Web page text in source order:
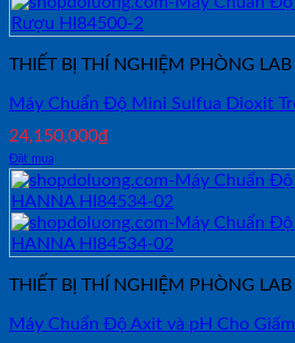
THIẾT BỊ THÍ NGHIỆM PHÒNG LAB
Máy Chuẩn Độ Mini Sulfua Dioxit
24,150,000₫
Đặt mua
THIẾT BỊ THÍ NGHIỆM PHÒNG LAB
Máy Chuẩn Độ Axit và pH Cho